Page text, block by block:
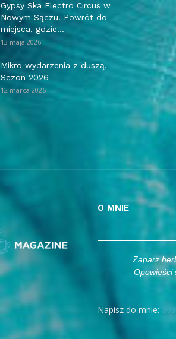
Gypsy Ska Electro Circus w
Nowym Sączu. Powrót do
miejsca, gdzie...
13 maja 2026
Mikro wydarzenia z duszą.
Sezon 2026
12 marca 2026
O MNIE
Zaparz
Opowieści
Napisz do mnie: